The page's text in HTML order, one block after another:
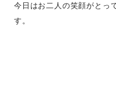
今日はお二人の笑顔がとっ
す。